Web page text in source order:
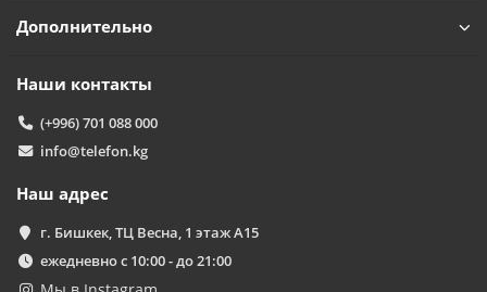
Дополнительно
Наши контакты
(+996) 701 088 000
info@telefon.kg
Наш адрес
г. Бишкек, ТЦ Весна, 1 этаж А15
ежедневно с 10:00 - до 21:00